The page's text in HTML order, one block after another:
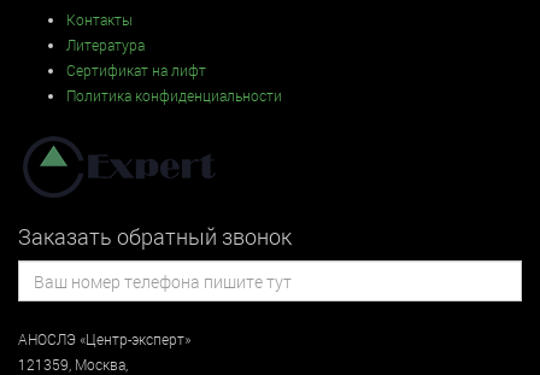
Контакты
Литература
Сертификат на лифт
Политика конфиденциальности
Заказать обратный звонок
АНОСЛЭ «Центр-эксперт»
121359 Москва